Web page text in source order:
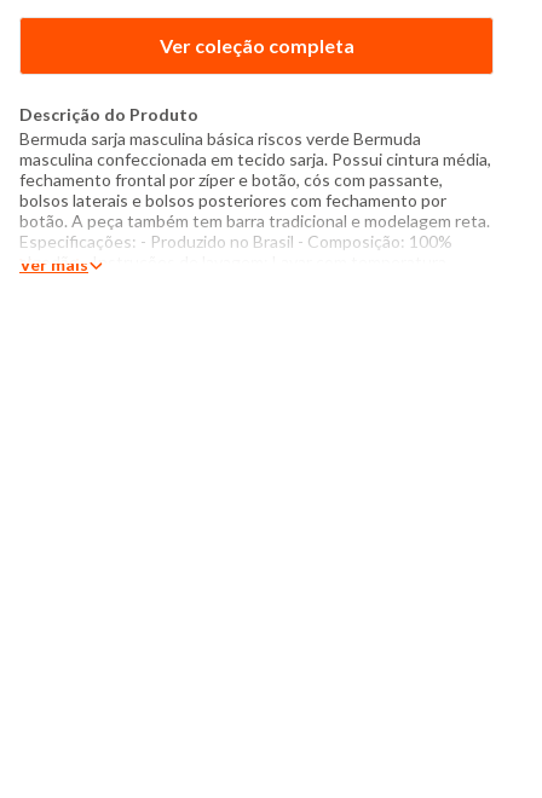
Ver coleção completa
Descrição do Produto
Bermuda sarja masculina básica riscos verde Bermuda
masculina confeccionada em tecido sarja. Possui cintura média,
fechamento frontal por zíper e botão, cós com passante,
bolsos laterais e bolsos posteriores com fechamento por
botão. A peça também tem barra tradicional e modelagem reta.
Especificações: - Produzido no Brasil - Composição: 100%
algodão - Instruções de lavagem: Lavar com temperatura
Ver mais